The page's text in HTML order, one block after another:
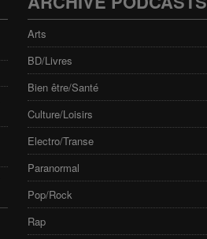
Arts
BD/Livres
Bien être/Santé
Culture/Loisirs
Electro/Transe
Paranormal
Pop/Rock
Rap